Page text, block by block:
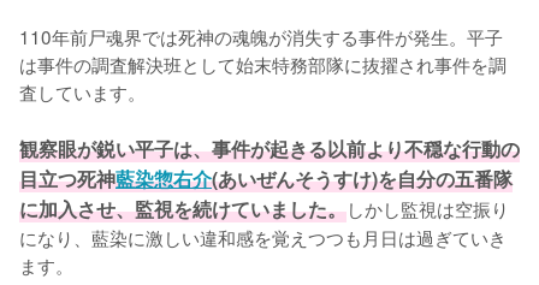
110年前尸魂界では死神の魂魄が消失する事件が発生。平子
は事件の調査解決班として始末特務部隊に抜擢され事件を調
査しています。
観察眼が鋭い平子は、事件が起きる以前より不穏な行動の
目立つ死神藍染惣右介(あいぜんそうすけ)を自分の五番隊
に加入させ、監視を続けていました。しかし監視は空振り
になり、藍染に激しい違和感を覚えつつも月日は過ぎていき
ます。